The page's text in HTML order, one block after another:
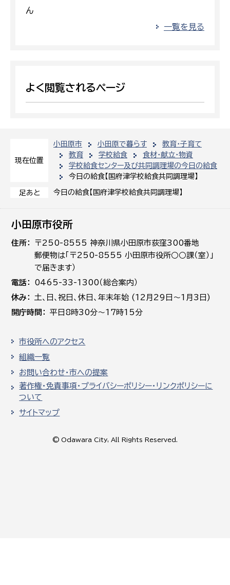
現在位置
小田原市 小田原で暮らす
教育・子育て
教育
学校給食
食材・献立・物資
学校給食センター及び共同調理場の今日の給食
今日の給食【国府津学校給食共同調理場】
足あと 今日の給食【国府津学校給食共同調理場】
ん
一覧を見る
よく閲覧されるページ
小田原市役所
住所
〒250-8555 神奈川県小田原市荻窪300番地
郵便物は「〒250-8555 小田原市役所○○課（室）」
で届きます）
電話
0465-33-1300（総合案内）
休み
土､日､祝日、休日、年末年始 (12月29日～1月3日)
開庁時間
平日8時30分～17時15分
市役所へのアクセス
組織一覧
お問い合わせ・市への提案
著作権・免責事項・プライバシーポリシー・リンクポリシーに
ついて
サイトマップ
© Odawara City, All Rights Reserved.